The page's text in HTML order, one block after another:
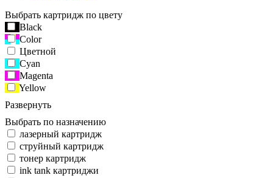
Выбрать картридж по цвету
Black
Color
Цветной
Cyan
Magenta
Yellow
Развернуть
Выбрать по назначению
лазерный картридж
струйный картридж
тонер картридж
ink tank картриджи